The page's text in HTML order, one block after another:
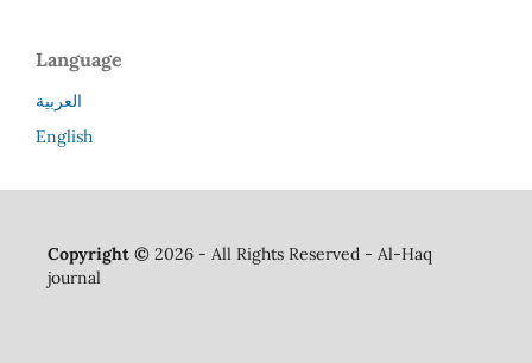
Language
العربية
English
Copyright ©2026 - All Rights Reserved - Al-Haq
journal